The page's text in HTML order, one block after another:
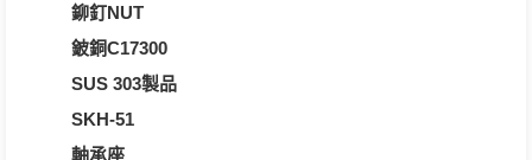
鉚釘NUT
鈹銅C17300
SUS 303製品
SKH-51
軸承座